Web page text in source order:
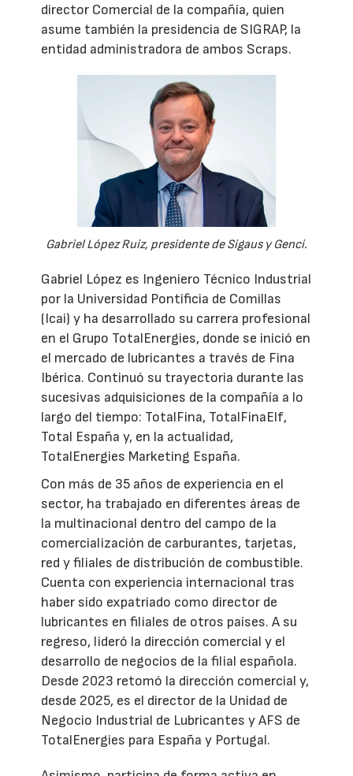
director Comercial de la compañía, quien
asume también la presidencia de SIGRAP, la
entidad administradora de ambos Scraps.
Gabriel López Ruiz, presidente de Sigaus y Genci.
Gabriel López es Ingeniero Técnico Industrial
por la Universidad Pontificia de Comillas
(Icai) y ha desarrollado su carrera profesional
en el Grupo TotalEnergies, donde se inició en
el mercado de lubricantes a través de Fina
Ibérica. Continuó su trayectoria durante las
sucesivas adquisiciones de la compañía a lo
largo del tiempo: TotalFina, TotalFinaElf,
Total España y, en la actualidad,
TotalEnergies Marketing España.
Con más de 35 años de experiencia en el
sector, ha trabajado en diferentes áreas de
la multinacional dentro del campo de la
comercialización de carburantes, tarjetas,
red y filiales de distribución de combustible.
Cuenta con experiencia internacional tras
haber sido expatriado como director de
lubricantes en filiales de otros países. A su
regreso, lideró la dirección comercial y el
desarrollo de negocios de la filial española.
Desde 2023 retomó la dirección comercial y,
desde 2025, es el director de la Unidad de
Negocio Industrial de Lubricantes y AFS de
TotalEnergies para España y Portugal.